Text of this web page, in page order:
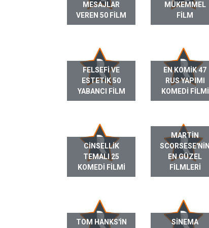
MESAJLAR
VEREN 50 FILM
MÜKEMMEL
FILM
FELSEFI VE
ESTETIK 50
YABANCI FILM
EN KOMIK 47
RUS YAPIMI
KOMEDI FILMI
CINSELLIK
TEMALI 25
KOMEDI FILMI
MARTIN
SCORSESE'NIN
EN GÜZEL
FILMLERI
TOM HANKS'IN
SINEMA